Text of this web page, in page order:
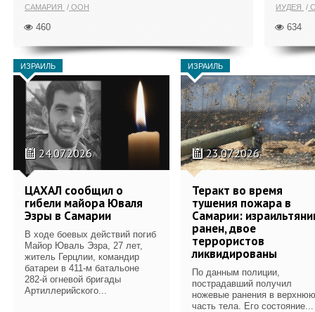
САМАРИЯ ООН
460
ИУДЕЯ
634
ИЗРАИЛЬ
24.07.2026
ЦАХАЛ сообщил о
гибели майора Юваля
Эзры в Самарии
В ходе боевых действий погиб
Майор Юваль Эзра, 27 лет,
житель Герцлии, командир
батареи в 411-м батальоне
282-й огневой бригады
Артиллерийского...
ИЗРАИЛЬ
23.07.2026
Теракт во время
тушения пожара в
Самарии:
ранен, двое
террористов
ликвидированы
По данным полиции,
пострадавший получил
ножевые ранения в верхнюю
часть тела. Его состояние...